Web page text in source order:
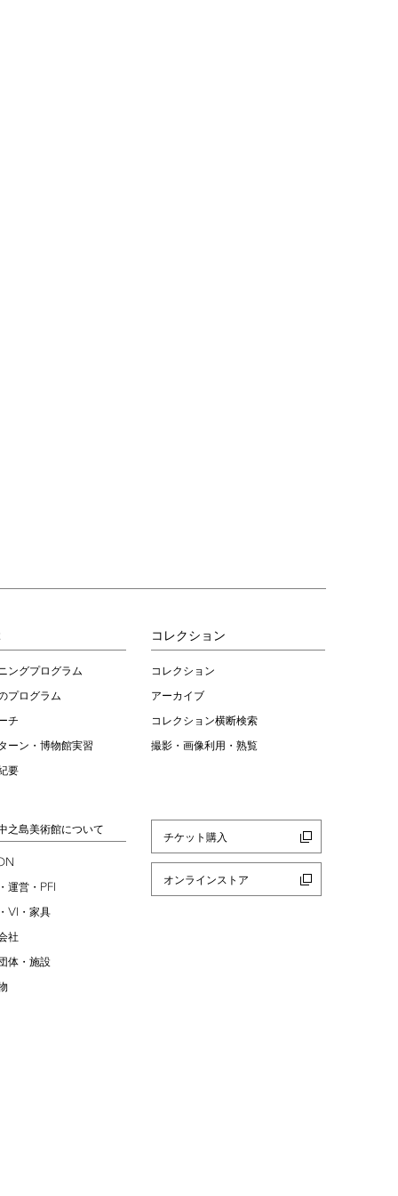
ングプログラム
プログラム
チ
ーン・博物館実習
要
コレクション
コレクション
アーカイブ
コレクション横断検索
撮影・画像利用・熟覧
之島美術館について
運営・ PFI
VI ・家具
社
体・施設
チケット購入
オンラインストア